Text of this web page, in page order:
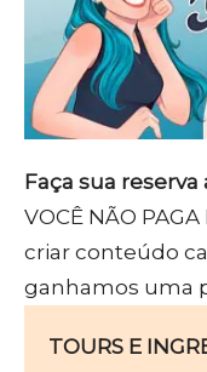
Faça sua
VOCÊ NÃO
criar conteúdo
ganhamos uma
TOURS E